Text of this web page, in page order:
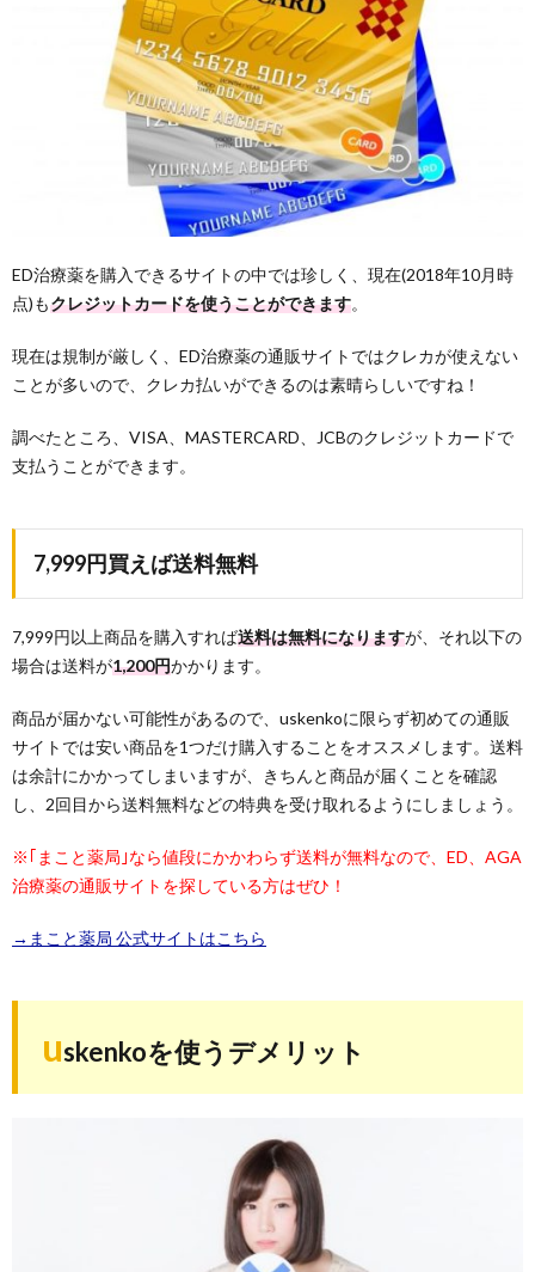
ED治療薬を購入できるサイトの中では珍しく、現在(2018年10月時
点)もクレジットカードを使うことができます。
現在は規制が厳しく、ED治療薬の通販サイトではクレカが使えない
ことが多いので、クレカ払いができるのは素晴らしいですね！
調べたところ、VISA、MASTERCARD、JCBのクレジットカードで
支払うことができます。
7,999円買えば送料無料
7,999円以上商品を購入すれば送料は無料になりますが、それ以下の
場合は送料が1,200円かかります。
商品が届かない可能性があるので、uskenkoに限らず初めての通販
サイトでは安い商品を1つだけ購入することをオススメします。送料
は余計にかかってしまいますが、きちんと商品が届くことを確認
し、2回目から送料無料などの特典を受け取れるようにしましょう。
※｢まこと薬局｣なら値段にかかわらず送料が無料なので、ED、AGA
治療薬の通販サイトを探している方はぜひ！
→まこと薬局 公式サイトはこちら
uskenkoを使うデメリット